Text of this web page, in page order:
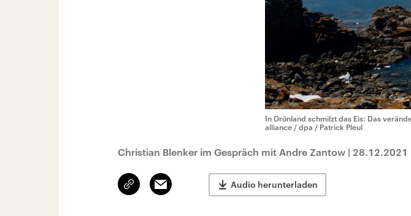
In Grönland schmilzt das Eis: Das
alliance / dpa / Patrick Pleul
Christian Blenker im Gespräch mit Andre Zantow | 28.12.2021
Link
kopieren/teilen
Email Audio herunterladen